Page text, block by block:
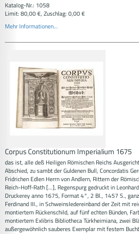
Katalog-Nr.: 1058
Limit: 80,00 €, Zuschlag: 0,00 €
Mehr Informationen...
Corpus Constitutionum Imperialium 1675
das ist, alle deß Heiligen Römischen Reichs
Abschied, zu sambt der Guldenen Bull, Concordatis
Fridrichen Edlen Herrn von Andlern, Rittern der
Reich-Hoff-Rath [...], Regenspurg gedruckt in
Druckerey anno 1675, Format 4°, 2 Bl., 1457 S.,
Ferdinand III., in Schweinsledereinband der Zeit mit
montiertem Rückenschild, auf fünf echten Bünden,
montiertem Exlibris Bibliotheca Türkheimiana, zwei
außergewöhnlich sauberes Exemplar mit festem